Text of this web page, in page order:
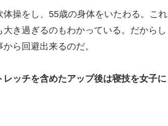
操をし、55歳の身体をいたわる。これ
き過ぎるのもわかっている。だからし
ら回避出来るのだ。
ッチを含めたアップ後は寝技を女子に